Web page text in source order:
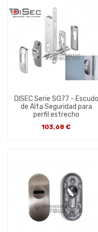
DISEC Serie SG77 - Escudo
de Alta Seguridad para
perfil estrecho
103,68 €